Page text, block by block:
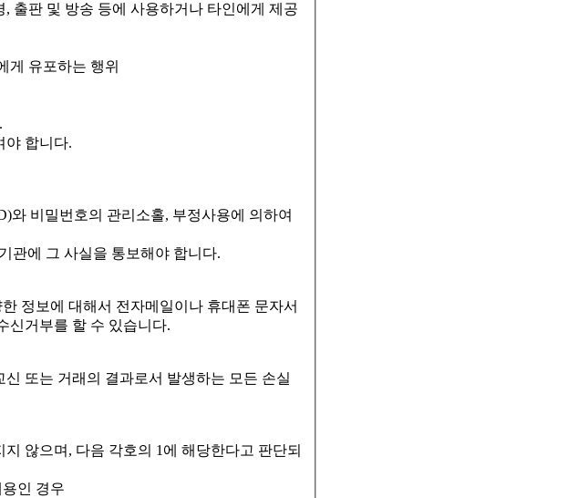
출판 및 방송 등에 사용하거나 타인에게 제공
게 유포하는 행위
야 합니다.
비밀번호의 관리소홀, 부정사용에 의하여
관에 그 사실을 통보해야 합니다.
정보에 대해서 전자메일이나 휴대폰 문자서
신거부를 할 수 있습니다.
또는 거래의 결과로서 발생하는 모든 손실
않으며, 다음 각호의 1에 해당한다고 판단되
인 경우